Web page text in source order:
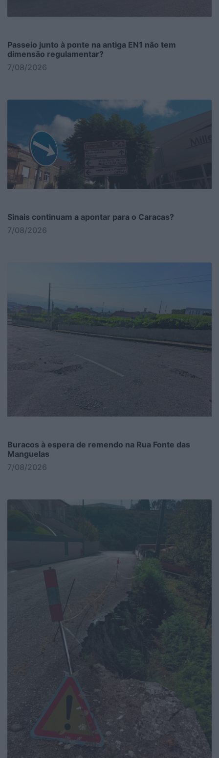
Passeio junto à ponte na antiga EN1 não tem
dimensão regulamentar?
7/08/2026
Sinais continuam a apontar para o Caracas?
7/08/2026
Buracos à espera de remendo na Rua Fonte das
Manguelas
7/08/2026